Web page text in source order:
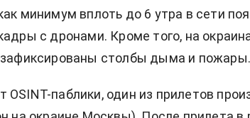
минимум вплоть до 6 утра в сети
с дронами. Кроме того, на
столбы дыма и пожары.
OSINT-паблики, один из прилетов